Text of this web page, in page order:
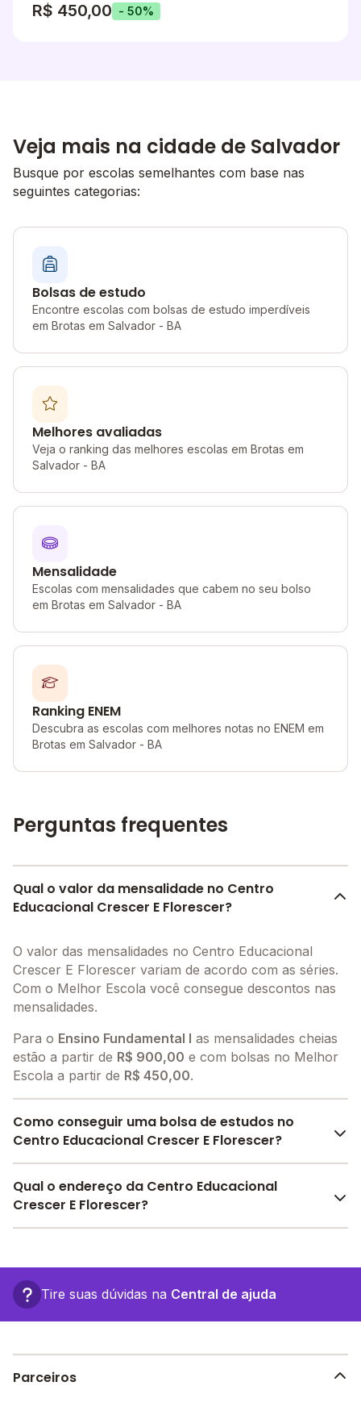
R$ 450,00 - 50%
Veja mais na cidade de Salvador
Busque por escolas semelhantes com base nas
seguintes categorias:
Bolsas de estudo
Encontre escolas com bolsas de estudo imperdíveis
em Brotas em Salvador - BA
Melhores avaliadas
Veja o ranking das melhores escolas em Brotas em
Salvador - BA
Mensalidade
Escolas com mensalidades que cabem no seu bolso
em Brotas em Salvador - BA
Ranking ENEM
Descubra as escolas com melhores notas no ENEM em
Brotas em Salvador - BA
Perguntas frequentes
Qual o valor da mensalidade no Centro
Educacional Crescer E Florescer?
O valor das mensalidades no Centro Educacional
Crescer E Florescer variam de acordo com as séries.
Com o Melhor Escola você consegue descontos nas
mensalidades.
Para o Ensino Fundamental I as mensalidades cheias
estão a partir de R$ 900,00 e com bolsas no Melhor
Escola a partir de R$ 450,00.
Como conseguir uma bolsa de estudos no
Centro Educacional Crescer E Florescer?
O Melhor Escola oferece descontos para o Centro
Educacional Crescer E Florescer a partir de
Qual o endereço da Centro Educacional
Crescer E Florescer?
Edvaldo Cantolino, 33 - Salvador - BA.
Tire suas dúvidas na Central de ajuda
Parceiros